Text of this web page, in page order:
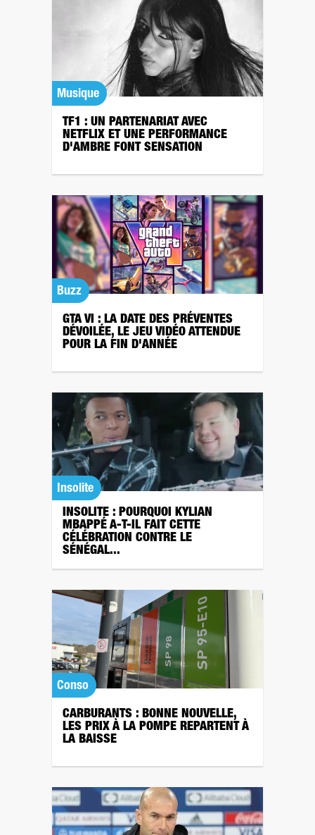
Musique
TF1 : UN PARTENARIAT AVEC
NETFLIX ET UNE PERFORMANCE
D'AMBRE FONT SENSATION
Buzz
GTA VI : LA DATE DES PRÉVENTES
DÉVOILÉE, LE JEU VIDÉO ATTENDUE
POUR LA FIN D'ANNÉE
Insolite
INSOLITE : POURQUOI KYLIAN
MBAPPÉ A-T-IL FAIT CETTE
CÉLÉBRATION CONTRE LE
SÉNÉGAL...
Conso
CARBURANTS : BONNE NOUVELLE,
LES PRIX À LA POMPE REPARTENT À
LA BAISSE